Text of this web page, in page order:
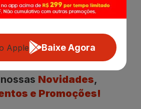
Baixe Agora
Novidades,
e Promoções!